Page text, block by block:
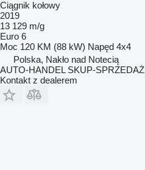
Ciągnik kołowy
2019
13 129 m/g
Euro 6
Moc 120 KM (88 kW) Napęd 4x4
Polska, Nakło nad Notecią
AUTO-HANDEL SKUP-SPRZEDAŻ
Kontakt z dealerem